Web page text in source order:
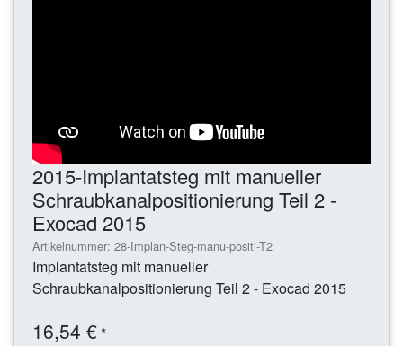
2015-Implantatsteg mit manueller
Schraubkanalpositionierung Teil 2 -
Exocad 2015
Artikelnummer: 28-Implan-Steg-manu-positi-T2
Implantatsteg mit manueller
Schraubkanalpositionierung Teil 2 - Exocad 2015
16,54 €*